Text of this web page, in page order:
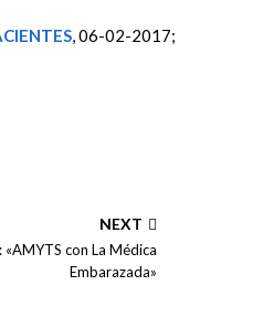
, 06-02-2017;
NEXT
«AMYTS con La Médica
Embarazada»